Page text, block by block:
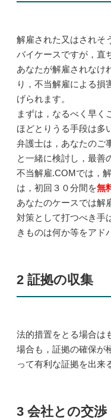
解雇された又はされそ
バイケースですが，直
あなたが解雇されなけ
り，不当解雇による損
げられます。
まずは，なるべく早く
ほどとりうる手段は多
弁護士は，あなたのご
と一緒に検討し，最善
不当解雇.COMでは，
は，初回３０分間を無
あなたのケースでは解
対策として打つべき手
きものは何か等をアド
2 証拠の収集
法的措置をとる場合は
場合も，証拠の確保が
って有利な証拠を出来
3 会社との交渉